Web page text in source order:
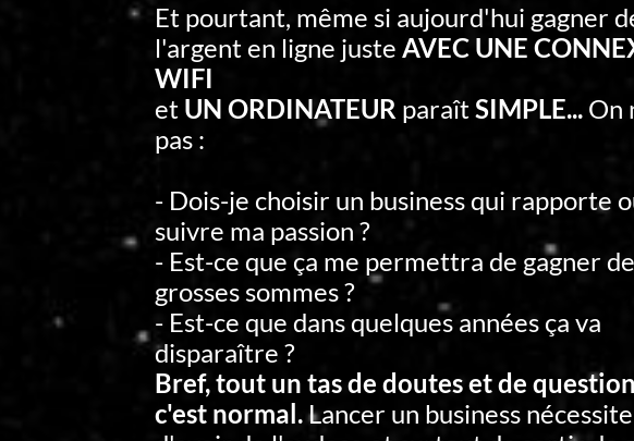
Et pourtant, même si aujourd'hui gagner
l'argent en ligne juste AVEC UNE
WIFI
et UN ORDINATEUR paraîtSIMPLE... On
pas :
- Dois-je choisir un business qui rapporte
suivre ma passion ?
- Est-ce que ça me permettra de gagner de
grosses sommes ?
- Est-ce que dans quelques années ça va
disparaître ?
Bref, tout un tas de doutes et de
c'est normal.Lancer un business nécessite